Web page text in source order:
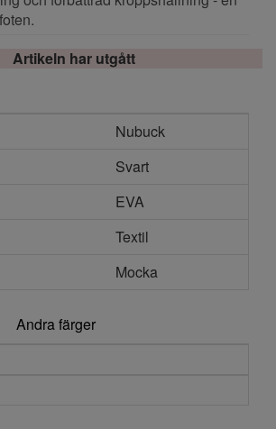
Artikeln har utgått
Nubuck
Svart
EVA
Textil
Mocka
Andra färger